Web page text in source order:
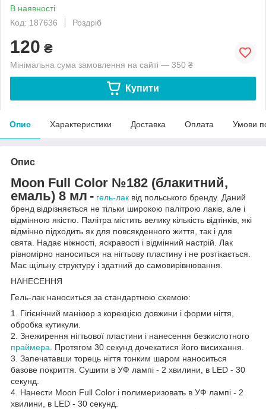
В наявності
Код: 187636
Роздріб
120 ₴
Мінімальна сума замовлення на сайті — 350 ₴
Купити
Опис Характеристики Доставка Оплата Умови
Опис
Moon Full Color №182 (блакитний,
емаль) 8 мл - гель-лак від польського бренду. Даний
бренд відрізняється не тільки широкою палітрою лаків, але і
відмінною якістю. Палітра містить велику кількість відтінків, які
відмінно підходить як для повсякденного життя, так і для
свята. Надає ніжності, яскравості і відмінний настрій. Лак
рівномірно наноситься на нігтьову пластину і не розтікається.
Має щільну структуру і здатний до самовирівнювання.
НАНЕСЕННЯ
Гель-лак наноситься за стандартною схемою:
1. Гігієнічний манікюр з корекцією довжини і форми нігтя,
обробка кутикули.
2. Знежирення нігтьової пластини і нанесення безкислотного
праймера . Протягом 30 секунд дочекатися його висихання.
3. Запечатавши торець нігтя тонким шаром наноситься
базове покриття. Сушити в УФ лампі - 2 хвилини, в LED - 30
секунд.
4. Нанести Moon Full Color і полимеризовать в УФ лампі - 2
хвилини, в LED - 30 секунд.